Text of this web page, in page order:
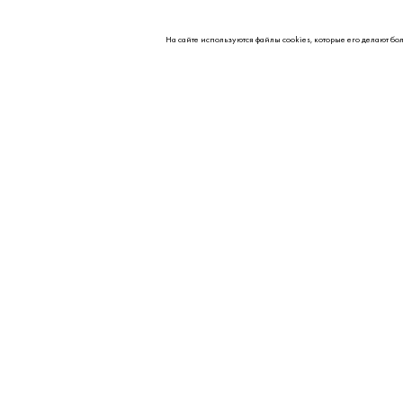
На сайте используются файлы cookies, которые его делают